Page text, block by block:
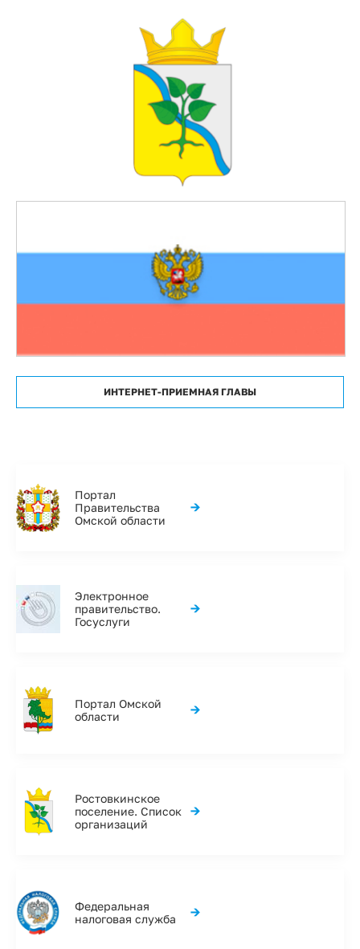
ИНТЕРНЕТ-ПРИЕМНАЯ ГЛАВЫ
Портал
Правительства
Омской области
→
Электронное
правительство.
Госуслуги
→
Портал Омской
области
→
Ростовкинское
поселение. Список
организаций
→
Федеральная
налоговая служба
→